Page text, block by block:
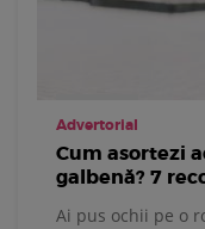
Advertorial
Cum asortezi
galbenă? 7
Ai pus ochii pe o